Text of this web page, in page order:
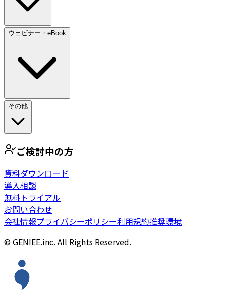
ウェビナー・eBook
その他
ご検討中の方
資料ダウンロード
導入相談
無料トライアル
お問い合わせ
会社情報プライバシーポリシー利用規約推奨環境
© GENIEE.inc. All Rights Reserved.